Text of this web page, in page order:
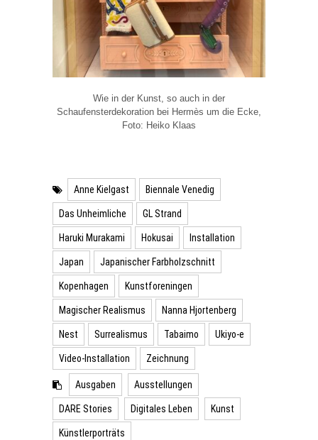
Wie in der Kunst, so auch in der
Schaufensterdekoration bei Hermès um die Ecke,
Foto: Heiko Klaas
Anne Kielgast Biennale Venedig
Das Unheimliche GL Strand
Haruki Murakami Hokusai Installation
Japan Japanischer Farbholzschnitt
Kopenhagen Kunstforeningen
Magischer Realismus Nanna Hjortenberg
Nest Surrealismus Tabaimo Ukiyo-e
Video-Installation Zeichnung
Ausgaben Ausstellungen
DARE Stories Digitales Leben Kunst
Künstlerporträts